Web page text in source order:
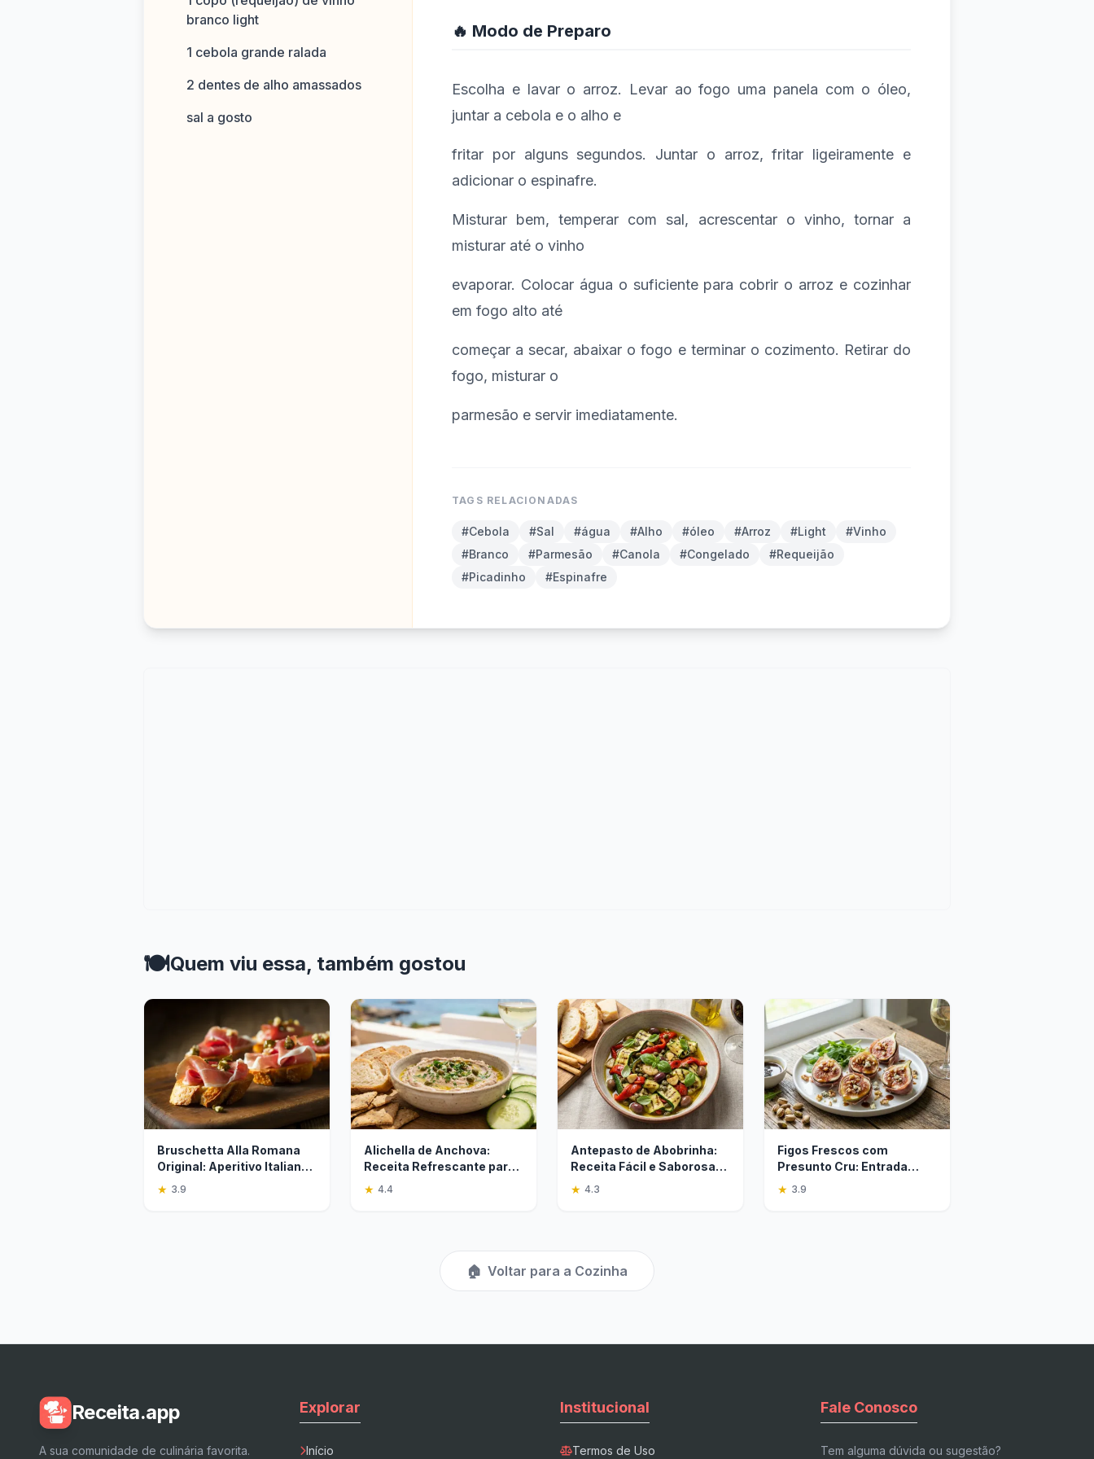
branco light
1 cebola grande ralada
2 dentes de alho amassados
sal a gosto
🔥 Modo de Preparo
Escolha e lavar o arroz. Levar ao fogo uma panela com o óleo,
juntar a cebola e o alho e
fritar por alguns segundos. Juntar o arroz, fritar ligeiramente e
adicionar o espinafre.
Misturar bem, temperar com sal, acrescentar o vinho, tornar a
misturar até o vinho
evaporar. Colocar água o suficiente para cobrir o arroz e cozinhar
em fogo alto até
começar a secar, abaixar o fogo e terminar o cozimento. Retirar do
fogo, misturar o
parmesão e servir imediatamente.
TAGS RELACIONADAS
#Cebola #Sal #água #Alho #óleo #Arroz #Light
#Vinho
#Branco
#Parmesão #Canola #Congelado
#Requeijão
#Picadinho
#Espinafre
🍽️Quem viu essa, também gostou
Bruschetta Alla Romana
Original: Aperitivo Italiano
Rápido
★ 3.9
Alichella de Anchova:
Receita Refrescante para
o Verão
★ 4.4
Antepasto de Abobrinha:
Receita Fácil e Saborosa
para Entradas
★ 4.3
Figos Frescos com
Presunto Cru: Entrada
Refrescante e Fácil
★ 3.9
🏠 Voltar para a Cozinha
Receita.app
A sua comunidade de culinária favorita.
Explorar
Início
Institucional
Termos de Uso
Fale Conosco
Tem alguma dúvida ou sugestão?